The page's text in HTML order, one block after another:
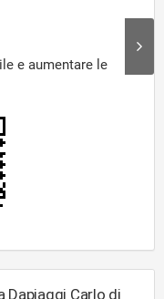
Dapiaggi Carlo di